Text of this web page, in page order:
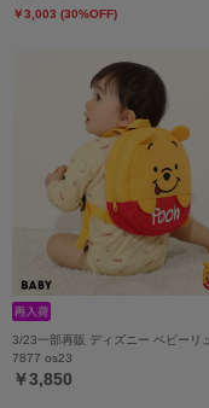
￥3,003 (30%OFF)
3/23一部再販 ディズニー ベビーリ
7877 os23
￥3,850